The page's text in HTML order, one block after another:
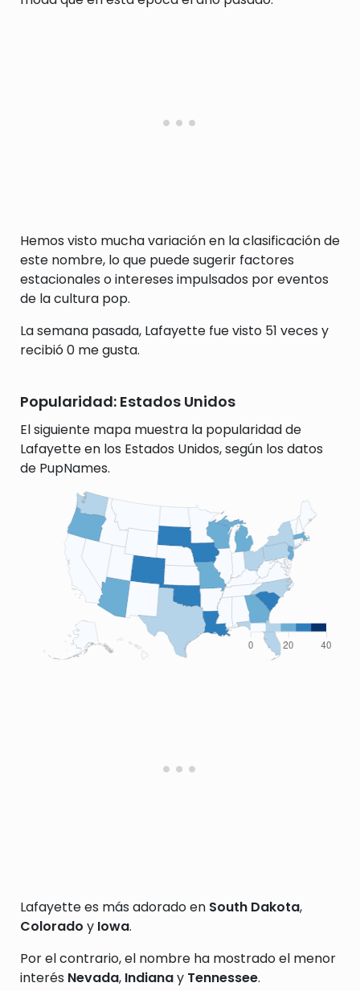
Hemos visto mucha variación en la clasificación de
este nombre, lo que puede sugerir factores
estacionales o intereses impulsados por eventos
de la cultura pop.
La semana pasada, Lafayette fue visto 51 veces y
recibió 0 me gusta.
Popularidad: Estados Unidos
El siguiente mapa muestra la popularidad de
Lafayette en los Estados Unidos, según los datos
de PupNames.
Lafayette es más adorado en South Dakota,
Colorado y Iowa.
Por el contrario, el nombre ha mostrado el menor
interés Nevada, Indianay Tennessee.